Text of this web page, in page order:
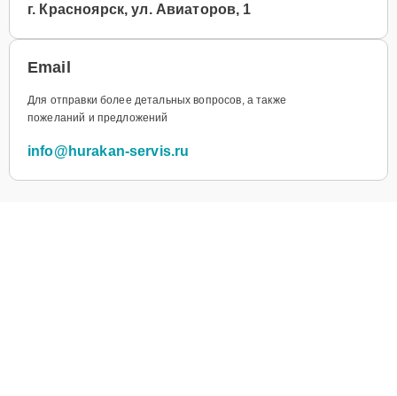
г. Красноярск, ул. Авиаторов, 1
Email
Для отправки более детальных вопросов, а также
пожеланий и предложений
info@hurakan-servis.ru